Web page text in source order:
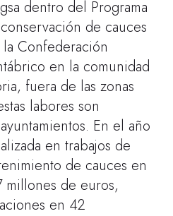
dentro del Programa
de cauces
Confederación
en la comunidad
fuera de las zonas
labores son
En el año
en trabajos de
de cauces en
de euros,
en 42